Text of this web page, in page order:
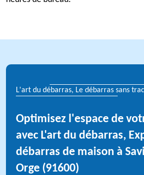
L'art du débarras, Le débarras sans
Optimisez l'espace de
avec L'art du débarras,
débarras de maison à
Orge (91600)